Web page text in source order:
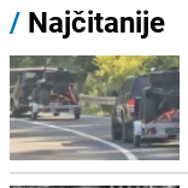
/ Najčitanije